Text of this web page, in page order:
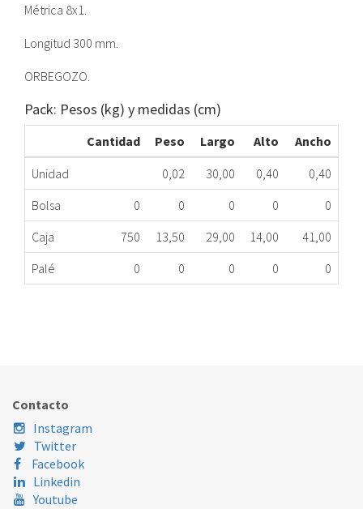
Métrica 8x1.
Longitud 300 mm.
ORBEGOZO.
Pack: Pesos (kg) y medidas (cm)
Cantidad Peso Largo Alto
Ancho
Unidad
0,02 30,00 0,40
0,40
Bolsa
0 0 0 0
0
Caja
750 13,50 29,00 14,00
41,00
Palé
0 0 0 0 0
Contacto
Instagram
Twitter
Facebook
Linkedin
Youtube